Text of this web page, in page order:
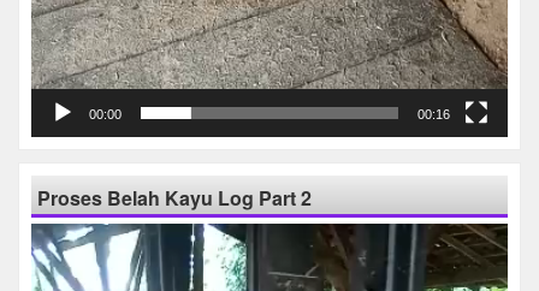
00:00 00:16
Proses Belah Kayu Log Part 2
Pemutar
Video